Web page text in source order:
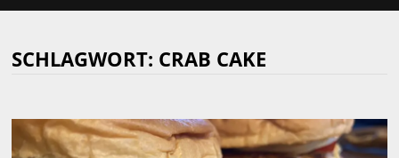
SCHLAGWORT: CRAB CAKE